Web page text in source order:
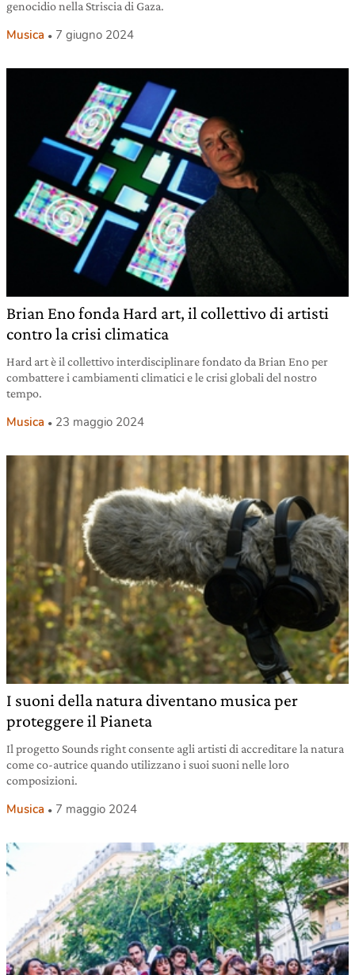
genocidio nella Striscia di Gaza.
Musica 7 giugno 2024
Brian Eno fonda Hard art, il collettivo di artisti
contro la crisi climatica
Hard art è il collettivo interdisciplinare fondato da Brian Eno per
combattere i cambiamenti climatici e le crisi globali del nostro
tempo.
Musica 23 maggio 2024
I suoni della natura diventano musica per
proteggere il Pianeta
Il progetto Sounds right consente agli artisti di accreditare la natura
come co-autrice quando utilizzano i suoi suoni nelle loro
composizioni.
Musica 7 maggio 2024